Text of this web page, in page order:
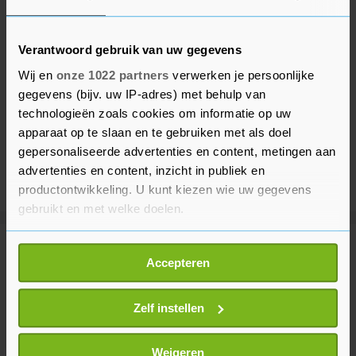
Verantwoord gebruik van uw gegevens
Wij en onze 1022 partners verwerken je persoonlijke
gegevens (bijv. uw IP-adres) met behulp van
technologieën zoals cookies om informatie op uw
apparaat op te slaan en te gebruiken met als doel
gepersonaliseerde advertenties en content, metingen aan
advertenties en content, inzicht in publiek en
productontwikkeling. U kunt kiezen wie uw gegevens
gebruikt en met welke doelen.
Als u het toestaat, willen we ook graag:
Informatie verzamelen over uw geografische
locatie, die tot een paar meter nauwkeurig kan zijn
Uw apparaat identificeren door het actief te
scannen op specifieke eigenschappen (fingerprinting)
Lees meer over hoe uw persoonlijke gegevens worden
Accepteren
Zelf instellen
Weigeren
NEC maakt valse start in Eredivisie
en verliest van Telstar